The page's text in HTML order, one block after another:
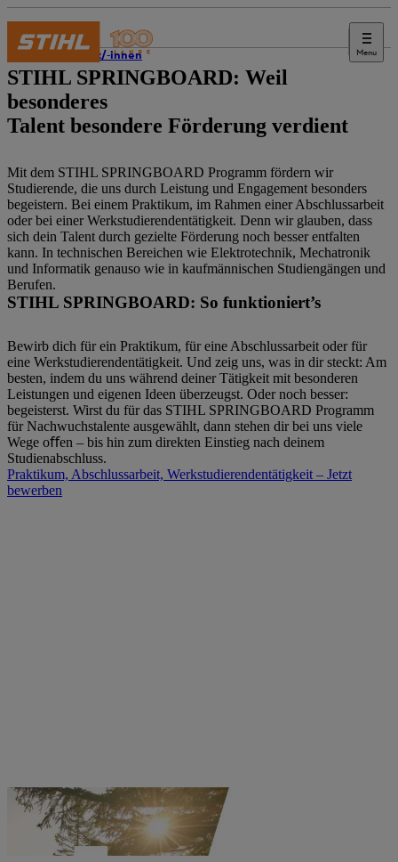
Menu
Student/-innen
STIHL SPRINGBOARD: Weil
besonderes
Talent besondere Förderung verdient
Mit dem STIHL SPRINGBOARD Programm fördern wir
Studierende, die uns durch Leistung und Engagement besonders
begeistern. Bei einem Praktikum, im Rahmen einer Abschlussarbeit
oder bei einer Werkstudierendentätigkeit. Denn wir glauben, dass
sich dein Talent durch gezielte Förderung noch besser entfalten
kann. In technischen Bereichen wie Elektrotechnik, Mechatronik
und Informatik genauso wie in kaufmännischen Studiengängen und
Berufen.
STIHL SPRINGBOARD: So funktioniert’s
Bewirb dich für ein Praktikum, für eine Abschlussarbeit oder für
eine Werkstudierendentätigkeit. Und zeig uns, was in dir steckt: Am
besten, indem du uns während deiner Tätigkeit mit besonderen
Leistungen und eigenen Ideen überzeugst. Oder noch besser:
begeisterst. Wirst du für das STIHL SPRINGBOARD Programm
für Nachwuchstalente ausgewählt, dann stehen dir bei uns viele
Wege oﬀen – bis hin zum direkten Einstieg nach deinem
Studienabschluss.
Praktikum, Abschlussarbeit, Werkstudierendentätigkeit – Jetzt
bewerben
Du hast uns beeindruckt: Dein/e Betreuer/-in ist Feuer und Flamme und schlägt dich am Ende deiner Studierendentätigkeit für das STIHL Talentbindungsprogramm vor.